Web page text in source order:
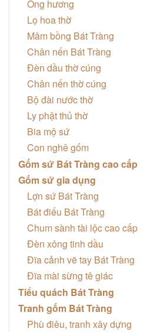
Ống hương
Lọ hoa thờ
Mâm bồng Bát Tràng
Chân nến Bát Tràng
Đèn dầu thờ cúng
Chân nến thờ cúng
Bộ đài nước thờ
Ly phật thủ thờ
Bia mộ sứ
Con nghê gốm
Gốm sứ Bát Tràng cao cấp
Gốm sứ gia dụng
Lợn sứ Bát Tràng
Bát điếu Bát Tràng
Chum sành tài lộc cao cấp
Đèn xông tinh dầu
Đĩa cảnh vẽ tay Bát Tràng
Đĩa mài sừng tê giác
Tiểu quách Bát Tràng
Tranh gốm Bát Tràng
Phù điêu, tranh xây dựng